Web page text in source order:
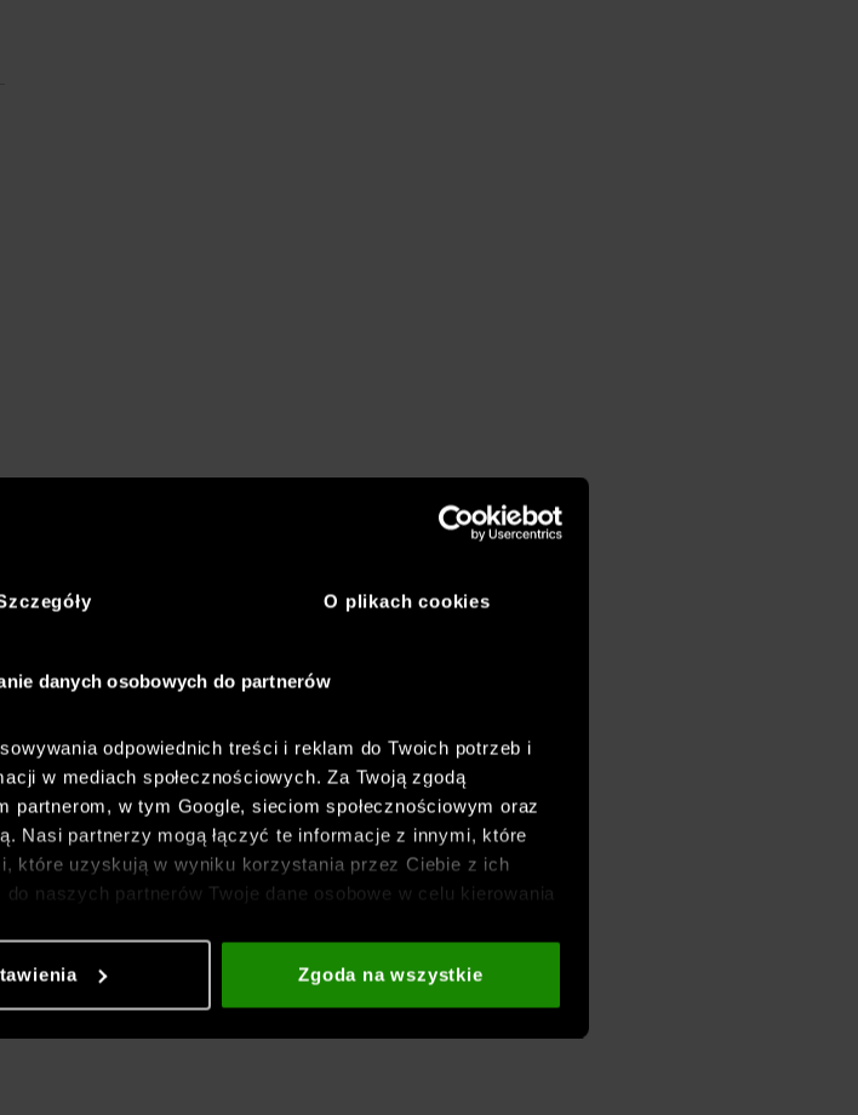
O plikach cookies
danych osobowych do partnerów
odpowiednich treści i reklam do Twoich potrzeb i
w mediach społecznościowych. Za Twoją zgodą
partnerom, w tym Google, sieciom społecznościowym oraz
Nasi partnerzy mogą łączyć te informacje z innymi, które
które uzyskują w wyniku korzystania przez Ciebie z ich
naszych partnerów Twoje dane osobowe w celu kierowania
w naszej
Polityce prywatnościoraz sekcji „Szczegóły”
Zgoda na wszystkie